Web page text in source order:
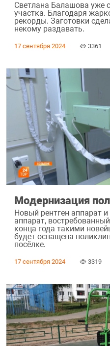
Светлана Балашова уже
участка. Благодаря
рекорды. Заготовки
некому раздавать.
17 сентября 2024 3361
Модернизация
Новый рентген аппарат
аппарат,
конца года такими
будет оснащена
посёлке.
17 сентября 2024 3319